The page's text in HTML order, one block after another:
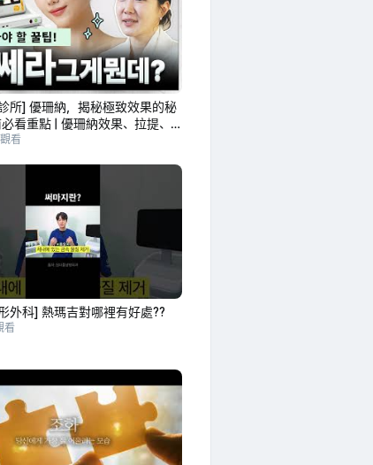
所] 優珊納，揭秘極致效果的秘
看重點 | 優珊納效果、拉提、
林醫美診所 金賢玉 代表院長
看
外科] 熱瑪吉對哪裡有好處??
看